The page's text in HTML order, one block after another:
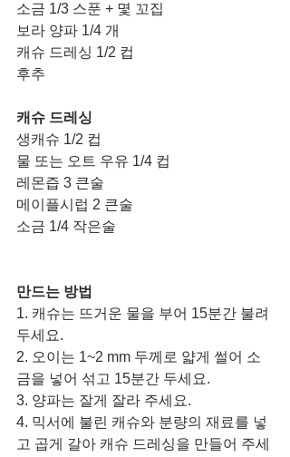
소금 1/3 스푼 + 몇 꼬집
보라 양파 1/4 개
캐슈 드레싱 1/2 컵
후추
캐슈 드레싱
생캐슈 1/2 컵
물 또는 오트 우유 1/4 컵
레몬즙 3 큰술
메이플시럽 2 큰술
소금 1/4 작은술
만드는 방법
1. 캐슈는 뜨거운 물을 부어 15분간 불려
두세요.
2. 오이는 1~2 mm 두께로 얇게 썰어 소
금을 넣어 섞고 15분간 두세요.
3. 양파는 잘게 잘라 주세요.
4. 믹서에 불린 캐슈와 분량의 재료를 넣
고 곱게 갈아 캐슈 드레싱을 만들어 주세